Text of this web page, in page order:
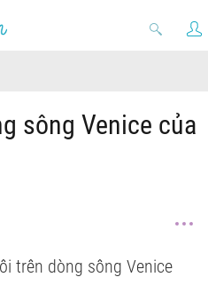
sông Venice của
trên dòng sông Venice